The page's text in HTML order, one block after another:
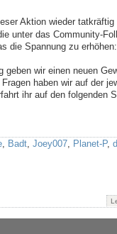
Aktion wieder
unter das Community-
die Spannung zu erhöhen:
geben wir einen neuen
haben wir auf der
ihr auf den folgenden
, Badt, Joey007, Planet-P,